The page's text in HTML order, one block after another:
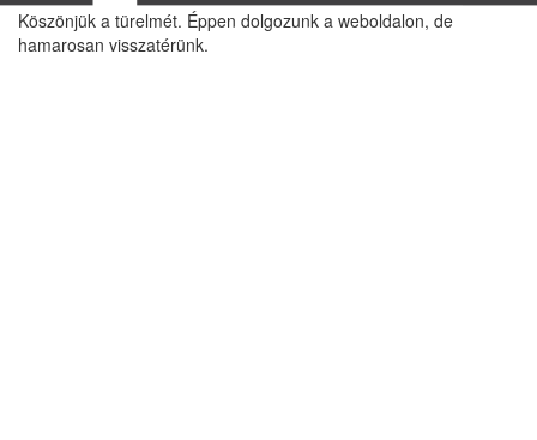
Köszönjük a türelmét. Éppen dolgozunk a weboldalon, de
hamarosan visszatérünk.